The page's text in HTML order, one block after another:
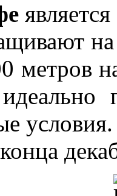
на
метров